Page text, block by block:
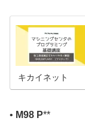
キカイネット
• M98 P**